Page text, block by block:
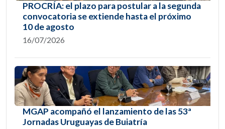
PROCRÍA: el plazo para postular a la segunda
convocatoria se extiende hasta el próximo
10 de agosto
16/07/2026
MGAP acompañó el lanzamiento de las 53ª
Jornadas Uruguayas de Buiatría